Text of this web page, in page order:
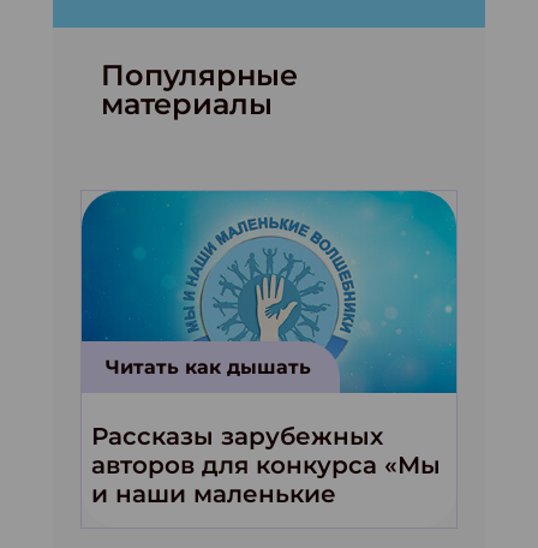
Популярные
материалы
Читать как дышать
Рассказы зарубежных
авторов для конкурса «Мы
и наши маленькие
волшебники!»